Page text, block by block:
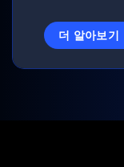
더 알아보기